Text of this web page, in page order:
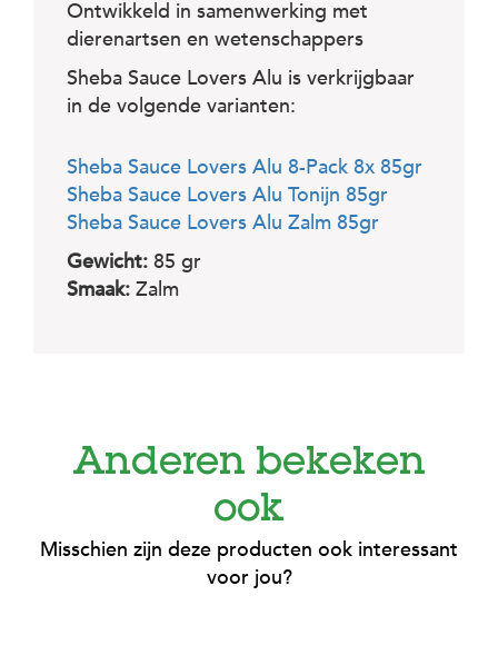
Ontwikkeld in samenwerking met
dierenartsen en wetenschappers
Sheba Sauce Lovers Alu is verkrijgbaar
in de volgende varianten:
Sheba Sauce Lovers Alu 8-Pack 8x 85gr
Sheba Sauce Lovers Alu Tonijn 85gr
Sheba Sauce Lovers Alu Zalm 85gr
Gewicht: 85 gr
Smaak: Zalm
Anderen bekeken
ook
Misschien zijn deze producten ook interessant
voor jou?